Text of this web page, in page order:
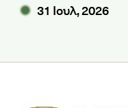
31 Ιουλ, 2026